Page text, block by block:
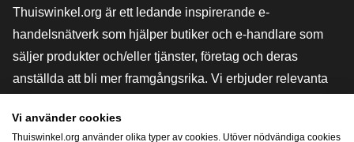
Thuiswinkel.org är ett ledande inspirerande e-
handelsnätverk som hjälper butiker och e-handlare som
säljer produkter och/eller tjänster, företag och deras
anställda att bli mer framgångsrika. Vi erbjuder relevanta
Thuiswinkel-recensioner, rättsliga medel och rådgivning,
Vi använder cookies
Thuiswinkel.org använder olika typer av cookies. Utöver nödvändiga cookies